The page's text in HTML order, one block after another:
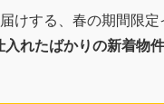
けする、春の期間限定
れたばかりの新着物件